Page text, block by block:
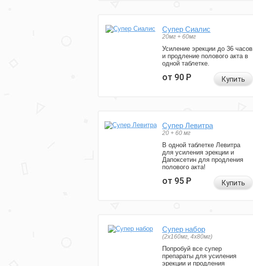
Супер Сиалис
20мг + 60мг
Усиление эрекции до 36 часов
и продление полового акта в
одной таблетке.
от 90Р Купить
Супер Левитра
20 + 60 мг
В одной таблетке Левитра
для усиления эрекции и
Дапоксетин для продления
полового акта!
от 95Р Купить
Супер набор
(2х160мг, 4х80мг)
Попробуй все супер
препараты для усиления
эрекции и продления